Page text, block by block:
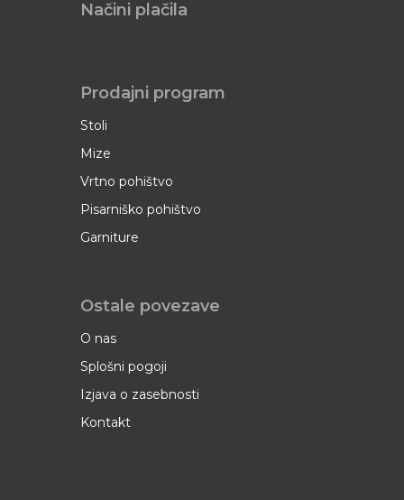
Prodajni program
Stoli
Mize
Vrtno pohištvo
Pisarniško pohištvo
Garniture
Ostale povezave
O nas
Splošni pogoji
Izjava o zasebnosti
Kontakt
Načini plačila